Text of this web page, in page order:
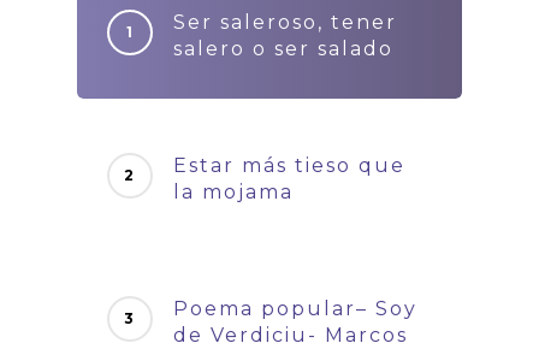
Ser saleroso, tener
salero o ser salado
Estar más tieso que
la mojama
Poema popular– Soy
de Verdiciu- Marcos